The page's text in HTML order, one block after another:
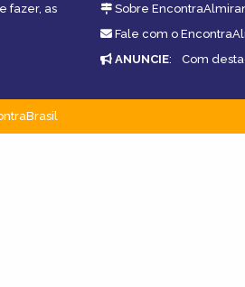
fazer, as
Sobre
Fale com o
ANUNCIE: Com